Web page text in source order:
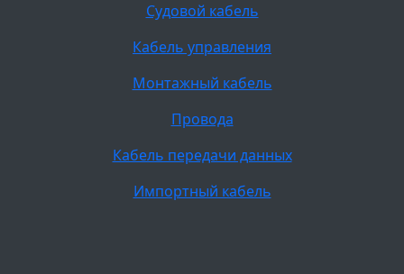
Судовой кабель
Кабель управления
Монтажный кабель
Провода
Кабель передачи данных
Импортный кабель